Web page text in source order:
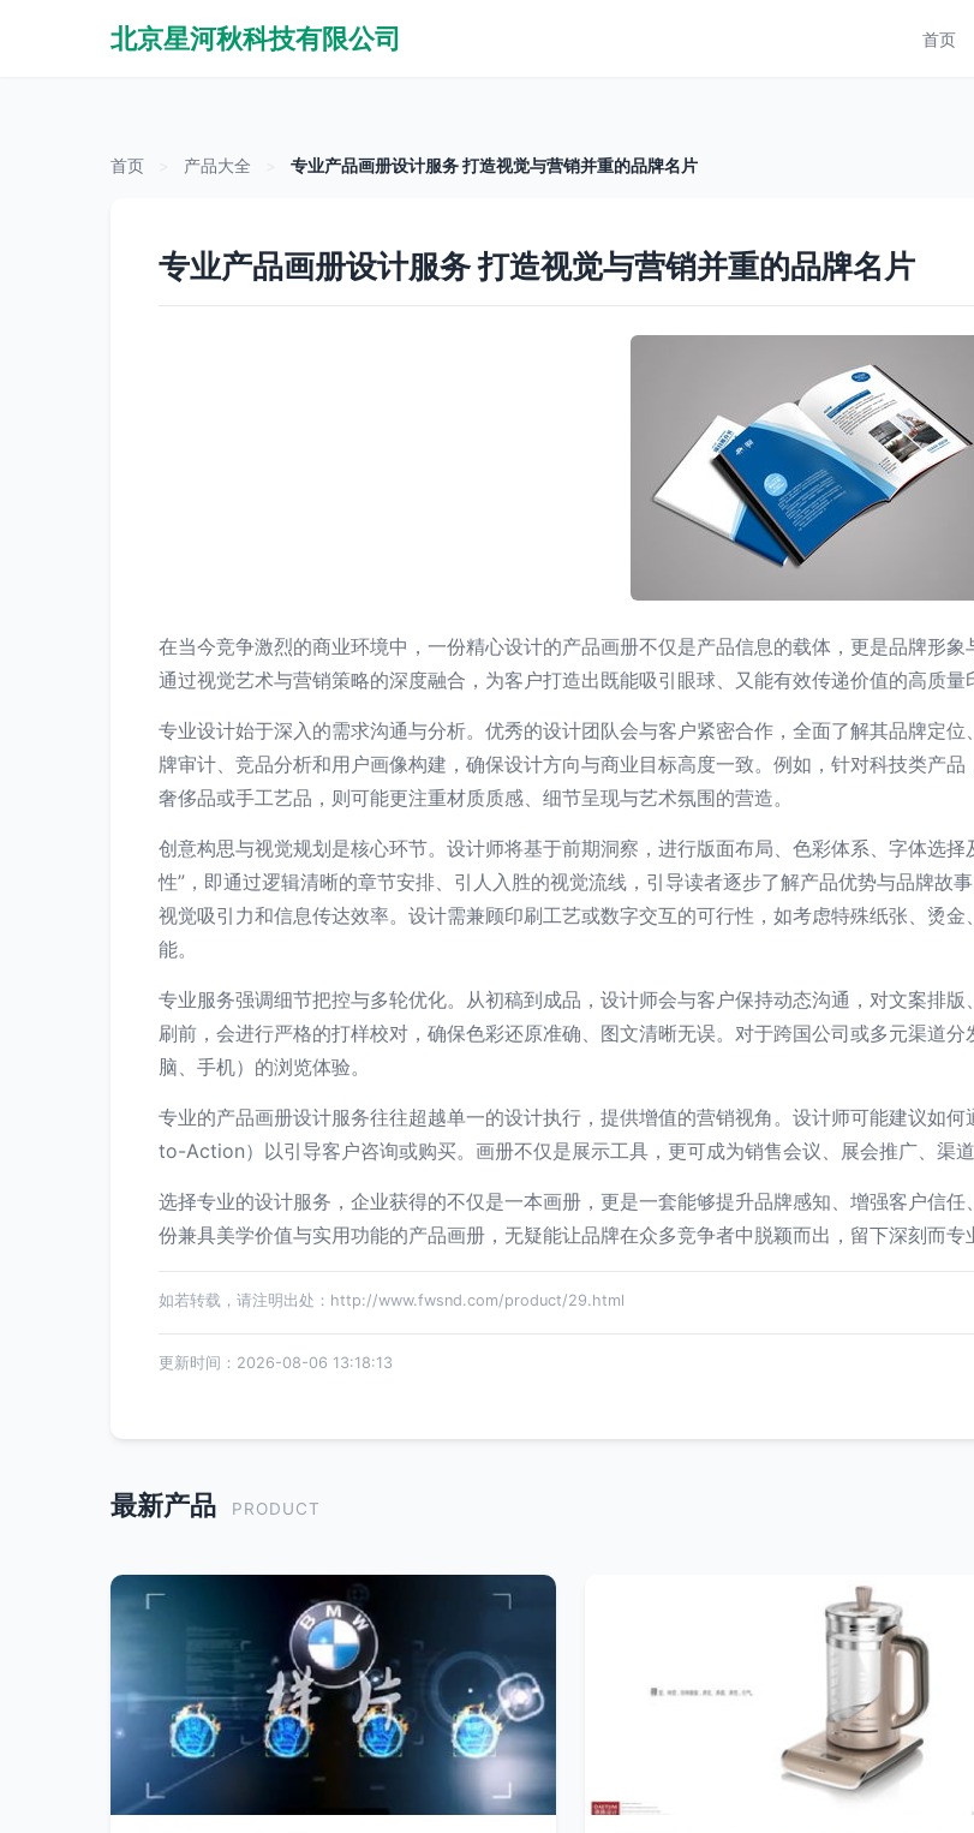
北京星河秋科技有限公司 首页
首页 产品大全 专业产品画册设计服务 打造视觉与营销并重的品牌名片
专业产品画册设计服务 打造视觉与营销并重的品牌名片
在当今竞争激烈的商业环境中，一份精心设计的产品画册不仅是产品信息的载体，更是品牌形
通过视觉艺术与营销策略的深度融合，为客户打造出既能吸引眼球、又能有效传递价值的高质量
专业设计始于深入的需求沟通与分析。优秀的设计团队会与客户紧密合作，全面了解其品牌定
牌审计、竞品分析和用户画像构建，确保设计方向与商业目标高度一致。例如，针对科技类产
奢侈品或手工艺品，则可能更注重材质质感、细节呈现与艺术氛围的营造。
创意构思与视觉规划是核心环节。设计师将基于前期洞察，进行版面布局、色彩体系、字体选
性”，即通过逻辑清晰的章节安排、引人入胜的视觉流线，引导读者逐步了解产品优势与品牌故
视觉吸引力和信息传达效率。设计需兼顾印刷工艺或数字交互的可行性，如考虑特殊纸张、烫
能。
专业服务强调细节把控与多轮优化。从初稿到成品，设计师会与客户保持动态沟通，对文案排
刷前，会进行严格的打样校对，确保色彩还原准确、图文清晰无误。对于跨国公司或多元渠道
脑、手机）的浏览体验。
专业的产品画册设计服务往往超越单一的设计执行，提供增值的营销视角。设计师可能建议如
to-Action）以引导客户咨询或购买。画册不仅是展示工具，更可成为销售会议、展会推广、渠
选择专业的设计服务，企业获得的不仅是一本画册，更是一套能够提升品牌感知、增强客户信
份兼具美学价值与实用功能的产品画册，无疑能让品牌在众多竞争者中脱颖而出，留下深刻而专
如若转载，请注明出处：http://www.fwsnd.com/product/29.html
更新时间：2026-08-06 13:18:13
最新产品 PRODUCT